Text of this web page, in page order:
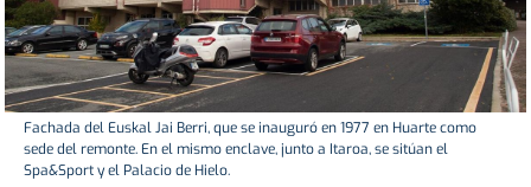
Fachada del Euskal Jai Berri, que se inauguró en 1977 en Huarte como
sede del remonte. En el mismo enclave, junto a Itaroa, se sitúan el
Spa&Sport y el Palacio de Hielo.